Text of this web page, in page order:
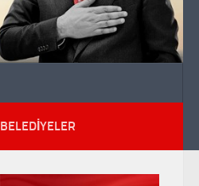
BELEDIYELER